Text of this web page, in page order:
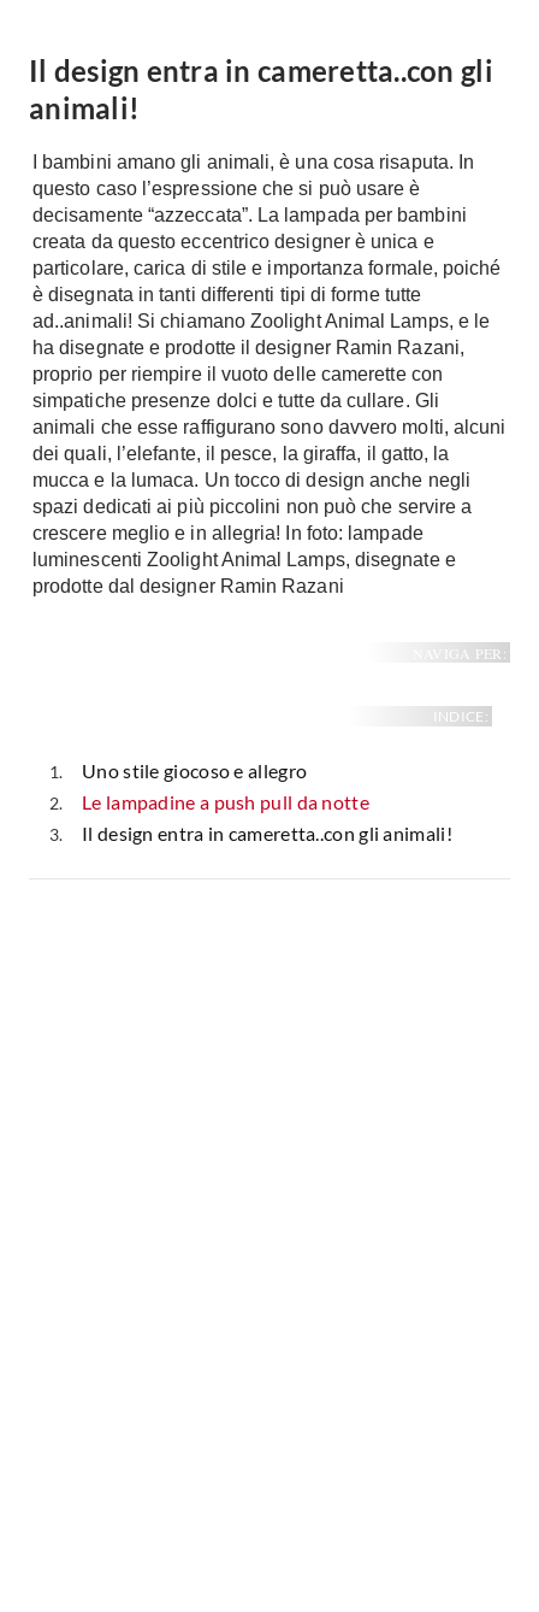
Lattice
Memory Foam
Cuscini
Consigli materassi
Bagno
Arredo Bagno
Sanitari
Cabine Doccia
Idromassaggio
Accessori Bagno
Rubinetteria
Vasche da Bagno
Giardino
Scale Interni
Rivestimenti
Ceramica
Cotto
Resina
Parquet
Gres
Laminato
Moquette
Carta da parati
Pavimenti esterni
Fai da Te
Fai da te in giardino
Il fai da te in bagno
Il design entra in cameretta..con gli
animali!
I bambini amano gli animali, è una cosa risaputa. In
questo caso l’espressione che si può usare è
decisamente “azzeccata”. La lampada per bambini
creata da questo eccentrico designer è unica e
particolare, carica di stile e importanza formale, poiché
è disegnata in tanti differenti tipi di forme tutte
ad..animali! Si chiamano Zoolight Animal Lamps, e le
ha disegnate e prodotte il designer Ramin Razani,
proprio per riempire il vuoto delle camerette con
simpatiche presenze dolci e tutte da cullare. Gli
animali che esse raffigurano sono davvero molti, alcuni
dei quali, l’elefante, il pesce, la giraffa, il gatto, la
mucca e la lumaca. Un tocco di design anche negli
spazi dedicati ai più piccolini non può che servire a
crescere meglio e in allegria! In foto: lampade
luminescenti Zoolight Animal Lamps, disegnate e
prodotte dal designer Ramin Razani
NAVIGA PER:
INDICE:
Uno stile giocoso e allegro
Le lampadine a push pull da notte
Il design entra in cameretta..con gli animali!